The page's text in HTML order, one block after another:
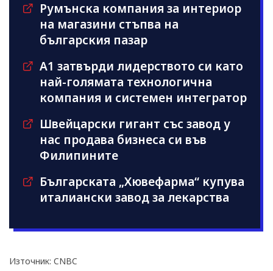
Румънска компания за интериор
на магазини стъпва на
българския пазар
А1 затвърди лидерството си като
най-голямата технологична
компания и системен интегратор
Швейцарски гигант със завод у
нас продава бизнеса си във
Филипините
Българската „Хювефарма“ купува
италиански завод за лекарства
Източник: CNBC